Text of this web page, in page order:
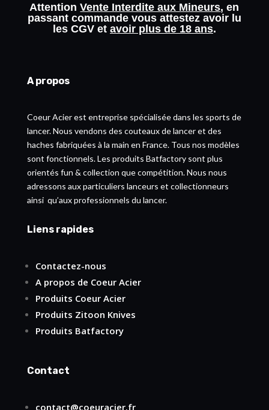
AttentionVente Interdite aux Mineurs, en
passant commande vous attestez avoir lu
les CGVet avoir plus de 18 ans.
A propos
Coeur Acier est entreprise spécialisée dans les sports de
lancer. Nous vendons des couteaux de lancer et des
haches fabriquées à la main en France. Tous nos modèles
sont fonctionnels. Les produits Batfactory sont plus
orientés fun & collection que compétition. Nous nous
adressons aux particuliers lanceurs et collectionneurs
ainsi qu’aux professionnels du lancer.
Liens rapides
Contactez-nous
A propos de Coeur Acier
Produits Coeur Acier
Produits Zitoon Knives
Produits Batfactory
Contact
contact@coeuracier.fr